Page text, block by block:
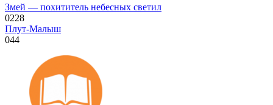
Змей — похититель небесных светил
0228
Плут-Малыш
044